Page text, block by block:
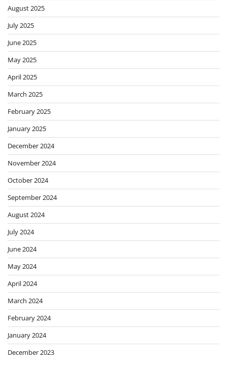
August 2025
July 2025
June 2025
May 2025
April 2025
March 2025
February 2025
January 2025
December 2024
November 2024
October 2024
September 2024
August 2024
July 2024
June 2024
May 2024
April 2024
March 2024
February 2024
January 2024
December 2023